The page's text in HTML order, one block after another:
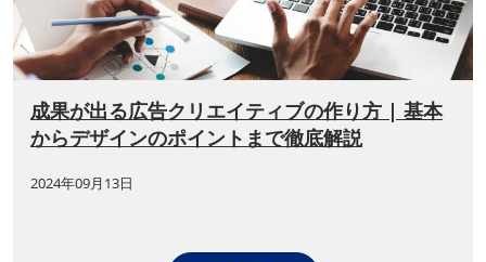
成果が出る広告クリエイティブの作り方 | 基本
からデザインのポイントまで徹底解説
2024年09月13日